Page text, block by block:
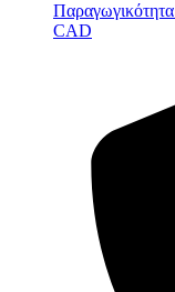
Παραγωγικότητα
CAD